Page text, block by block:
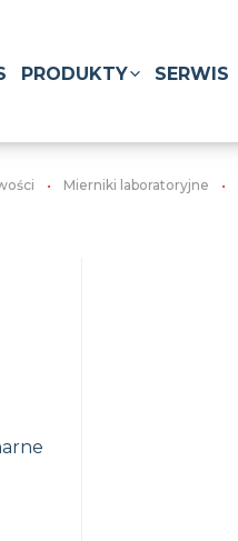
PRODUKTY SERWIS
Mierniki laboratoryjne